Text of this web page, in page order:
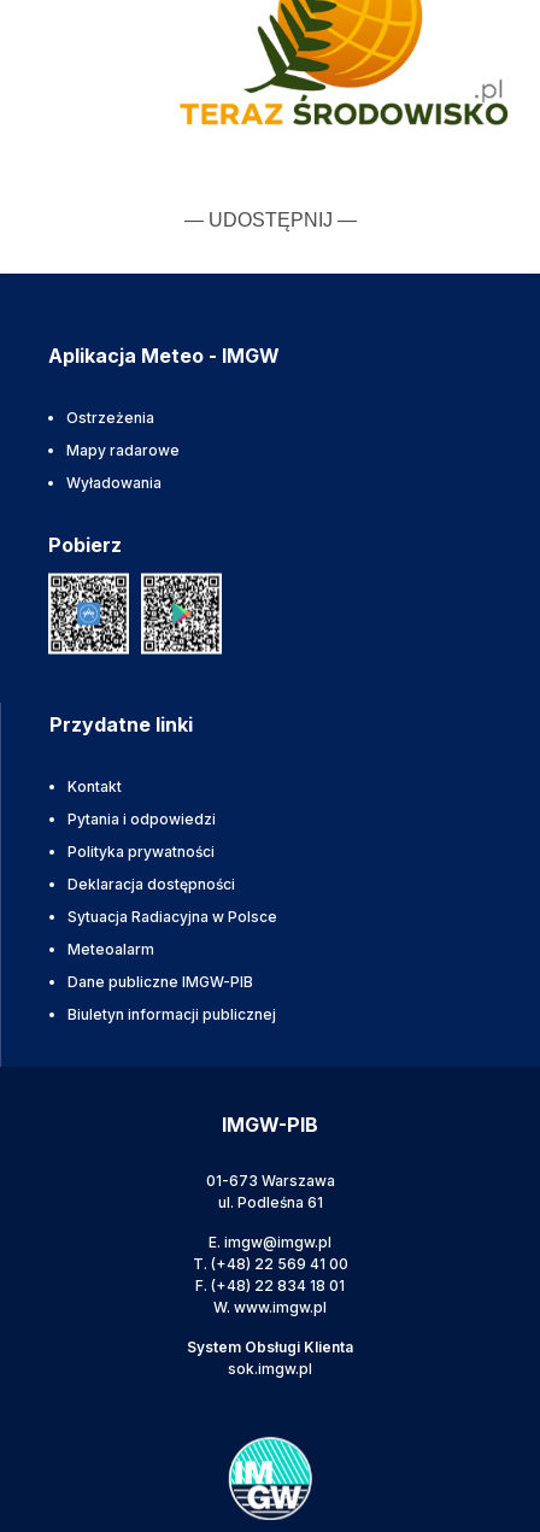
— UDOSTĘPNIJ —
Aplikacja Meteo - IMGW
Ostrzeżenia
Mapy radarowe
Wyładowania
Pobierz
Przydatne linki
Kontakt
Pytania i odpowiedzi
Polityka prywatności
Deklaracja dostępności
Sytuacja Radiacyjna w Polsce
Meteoalarm
Dane publiczne IMGW-PIB
Biuletyn informacji publicznej
IMGW-PIB
01-673 Warszawa
ul. Podleśna 61
E. imgw@imgw.pl
T. (+48) 22 569 41 00
F. (+48) 22 834 18 01
W. www.imgw.pl
System Obsługi Klienta
sok.imgw.pl